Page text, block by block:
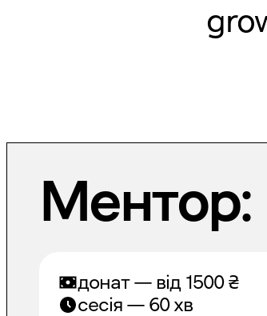
Ментор:
донат — від 1500₴
сесія — 60 хв